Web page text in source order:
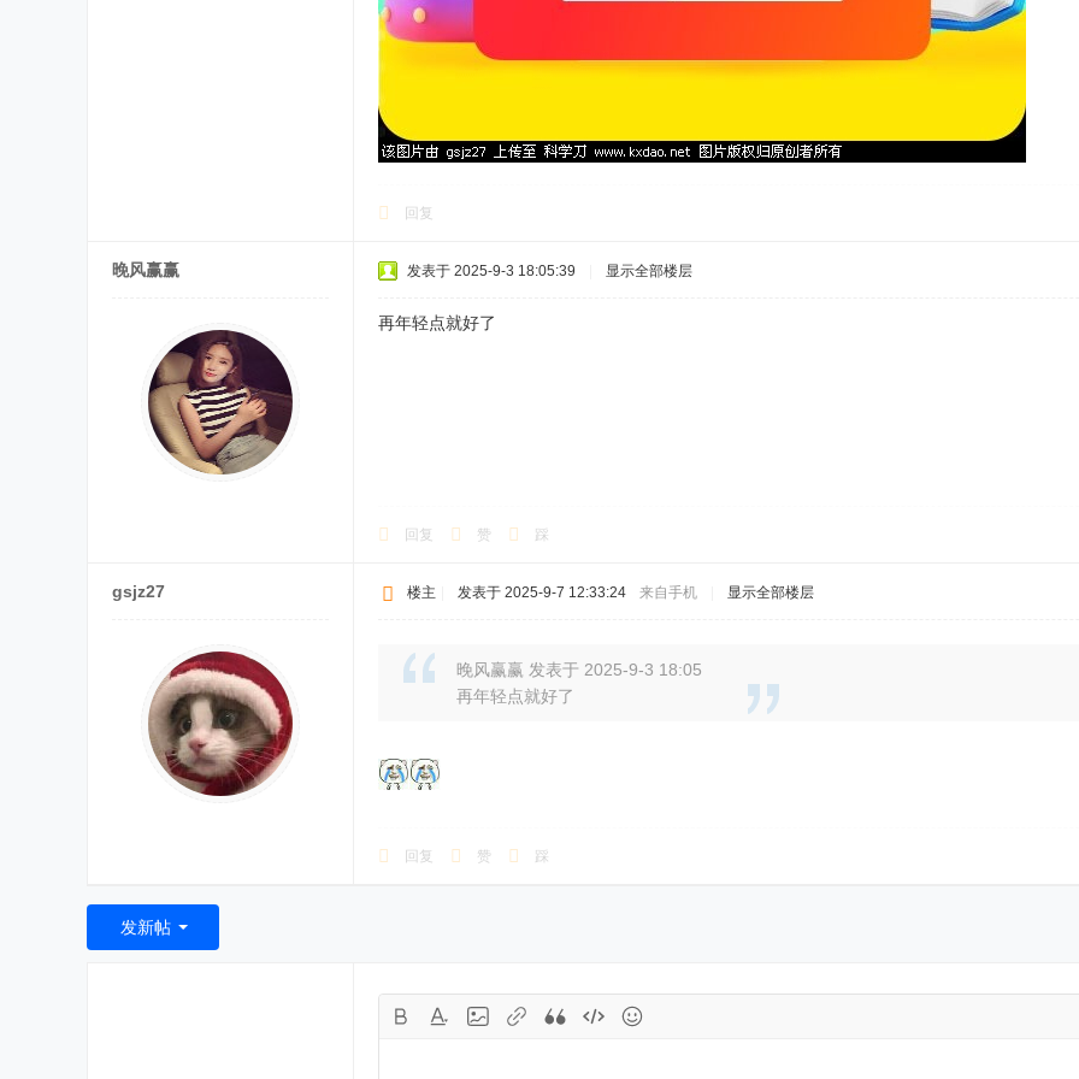
回复
晚风赢赢 发表于 2025-9-3 18:05:39 显示全部楼层
再年轻点就好了
回复 赞 踩
gsjz27 楼主 发表于 2025-9-7 12:33:24 来自手机 显示全部楼层
晚风赢赢 发表于 2025-9-3 18:05
再年轻点就好了
回复 赞 踩
发新帖